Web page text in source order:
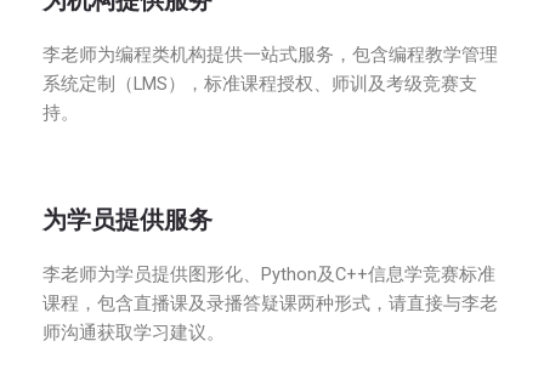
李老师为编程类机构提供一站式服务，包含编程教学管理
系统定制（LMS），标准课程授权、师训及考级竞赛支
持。
为学员提供服务
李老师为学员提供图形化、Python及C++信息学竞赛标准
课程，包含直播课及录播答疑课两种形式，请直接与李老
师沟通获取学习建议。